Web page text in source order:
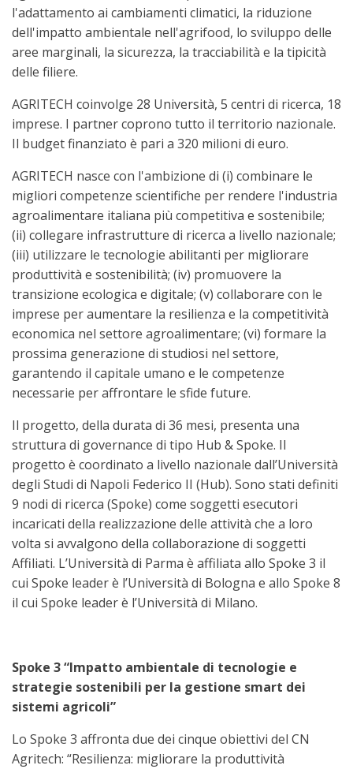
l'adattamento ai cambiamenti climatici, la riduzione
dell'impatto ambientale nell'agrifood, lo sviluppo delle
aree marginali, la sicurezza, la tracciabilità e la tipicità
delle filiere.
AGRITECH coinvolge 28 Università, 5 centri di ricerca, 18
imprese. I partner coprono tutto il territorio nazionale.
Il budget finanziato è pari a 320 milioni di euro.
AGRITECH nasce con l'ambizione di (i) combinare le
migliori competenze scientifiche per rendere l'industria
agroalimentare italiana più competitiva e sostenibile;
(ii) collegare infrastrutture di ricerca a livello nazionale;
(iii) utilizzare le tecnologie abilitanti per migliorare
produttività e sostenibilità; (iv) promuovere la
transizione ecologica e digitale; (v) collaborare con le
imprese per aumentare la resilienza e la competitività
economica nel settore agroalimentare; (vi) formare la
prossima generazione di studiosi nel settore,
garantendo il capitale umano e le competenze
necessarie per affrontare le sfide future.
Il progetto, della durata di 36 mesi, presenta una
struttura di governance di tipo Hub & Spoke. Il
progetto è coordinato a livello nazionale dall’Università
degli Studi di Napoli Federico II (Hub). Sono stati definiti
9 nodi di ricerca (Spoke) come soggetti esecutori
incaricati della realizzazione delle attività che a loro
volta si avvalgono della collaborazione di soggetti
Affiliati. L’Università di Parma è affiliata allo Spoke 3 il
cui Spoke leader è l’Università di Bologna e allo Spoke 8
il cui Spoke leader è l’Università di Milano.
Spoke 3 “Impatto ambientale di tecnologie e
strategie sostenibili per la gestione smart dei
sistemi agricoli”
Lo Spoke 3 affronta due dei cinque obiettivi del CN
Agritech: “Resilienza: migliorare la produttività